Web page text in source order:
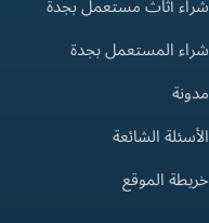
شراء أثاث مستعمل بجدة
شراء المستعمل بجدة
مدونة
الأسئلة الشائعة
خريطة الموقع